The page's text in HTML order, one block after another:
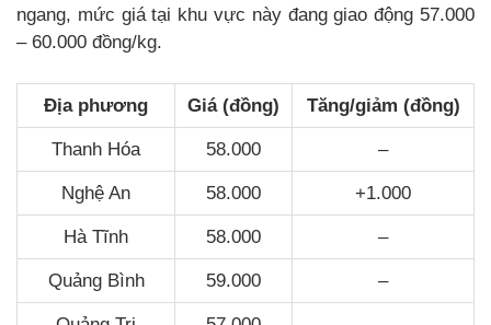
ngang, mức giá tại khu vực này đang giao động 57.000
– 60.000 đồng/kg.
Địa phương Giá (đồng) Tăng/giảm (đồng)
Thanh Hóa 58.000 –
Nghệ An 58.000 +1.000
Hà Tĩnh 58.000 –
Quảng Bình 59.000 –